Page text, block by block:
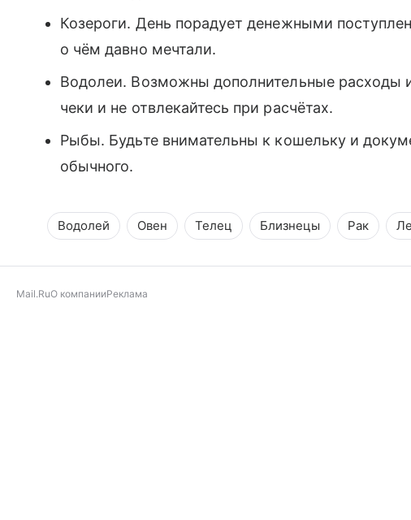
Козероги. День порадует денежными
о чём давно мечтали.
Водолеи. Возможны дополнительные расходы
чеки и не отвлекайтесь при расчётах.
Рыбы. Будьте внимательны к кошельку и
обычного.
Водолей Овен Телец Близнецы Рак
Mail.RuО компанииРеклама